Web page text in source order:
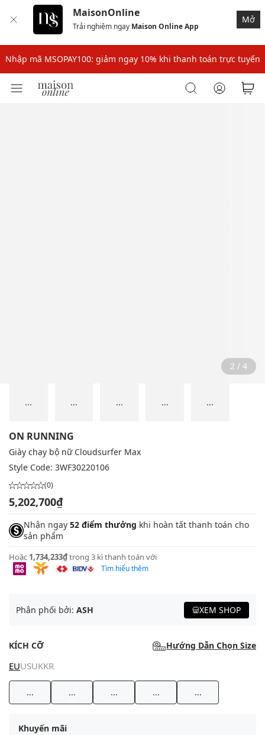
MaisonOnline
Trải nghiệm ngay Maison Online App
Mở
Nhập mã: MSOXINCHAO - Giảm 10% đơn đầu cho thành viên mới!
Nhập mã MSOPAY100: giảm ngay 10% khi thanh toán trực tuyến
Nhập mã: MSOXINCHAO - Giảm 10% đơn đầu cho thành viên mới!
2 / 4
... ... ... ... ...
ON RUNNING
Giày chạy bộ nữ Cloudsurfer Max
Style Code: 3WF30220106
(0)
5,202,700₫
Nhận ngay 52 điểm thưởng khi hoàn tất thanh toán cho
sản phẩm
Hoặc 1,734,233₫trong 3 kì thanh toán với
Tìm hiểu thêm
Phân phối bởi: ASH XEM SHOP
KÍCH CỠ Hướng Dẫn Chọn Size
EUUSUKKR
... ... ... ... ...
Khuyến mãi